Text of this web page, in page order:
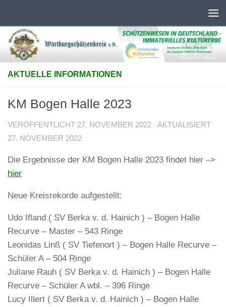
AKTUELLE INFORMATIONEN
KM Bogen Halle 2023
VERÖFFENTLICHT 27. NOVEMBER 2022 · AKTUALISIERT
27. NOVEMBER 2022
Die Ergebnisse der KM Bogen Halle 2023 findet hier –>
hier
Neue Kreisrekorde aufgestellt:
Udo Ifland ( SV Berka v. d. Hainich ) – Bogen Halle
Recurve – Master – 543 Ringe
Leonidas Linß ( SV Tiefenort ) – Bogen Halle Recurve –
Schüler A – 504 Ringe
Juliane Rauh ( SV Berka v. d. Hainich ) – Bogen Halle
Recurve – Schüler A wbl. – 396 Ringe
Lucy Illert ( SV Berka v. d. Hainich ) – Bogen Halle